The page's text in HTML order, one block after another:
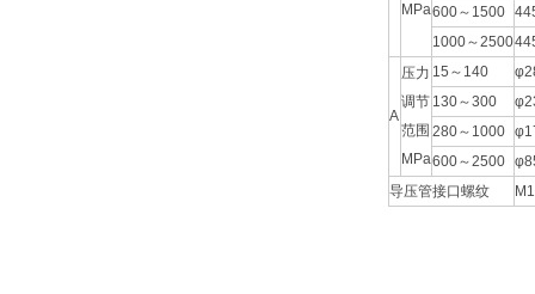
MPa600～1500
1000～2500
A
压力
调节
范围
MPa
15～140
130～300
280～1000
600～2500
导压管接口螺纹